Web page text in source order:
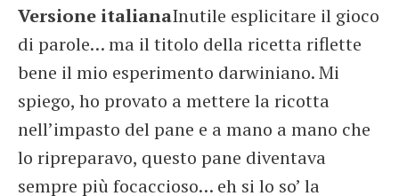
Versione italianaInutile esplicitare il gioco
di parole… ma il titolo della ricetta riflette
bene il mio esperimento darwiniano. Mi
spiego, ho provato a mettere la ricotta
nell’impasto del pane e a mano a mano che
lo ripreparavo, questo pane diventava
sempre più focaccioso… eh si lo so’ la